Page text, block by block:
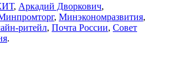
, Аркадий Дворкович,
, Минэкономразвития,
ритейл, Почта России, Совет
.